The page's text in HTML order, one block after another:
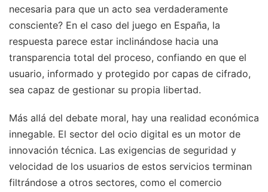
necesaria para que un acto sea verdaderamente
consciente? En el caso del juego en España, la
respuesta parece estar inclinándose hacia una
transparencia total del proceso, confiando en que el
usuario, informado y protegido por capas de cifrado,
sea capaz de gestionar su propia libertad.
Más allá del debate moral, hay una realidad económica
innegable. El sector del ocio digital es un motor de
innovación técnica. Las exigencias de seguridad y
velocidad de los usuarios de estos servicios terminan
filtrándose a otros sectores, como el comercio